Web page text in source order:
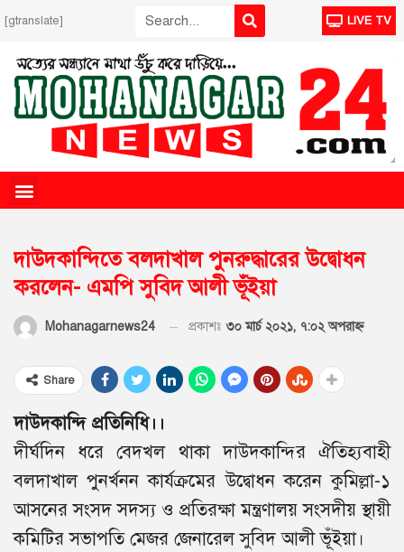
[gtranslate] LIVE TV
দাউদকান্দিতে বলদাখাল পুনরুদ্ধারের উদ্বোধন
করলেন- এমপি সুবিদ আলী ভূঁইয়া
Mohanagarnews24 প্রকাশঃ ৩০ মার্চ ২০২১, ৭:০২ অপরাহ্ণ
Share
দাউদকান্দি প্রতিনিধি।।
দীর্ঘদিন ধরে বেদখল থাকা দাউদকান্দির ঐতিহ্যবাহী
বলদাখাল পুনর্খনন কার্যক্রমের উদ্বোধন করেন কুমিল্লা-১
আসনের সংসদ সদস্য ও প্রতিরক্ষা মন্ত্রণালয় সংসদীয় স্থায়ী
কমিটির সভাপতি মেজর জেনারেল সুবিদ আলী ভূঁইয়া।